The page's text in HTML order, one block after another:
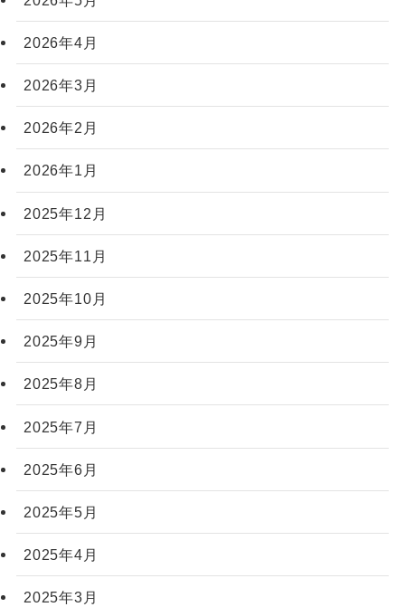
2026年4月
2026年3月
2026年2月
2026年1月
2025年12月
2025年11月
2025年10月
2025年9月
2025年8月
2025年7月
2025年6月
2025年5月
2025年4月
2025年3月